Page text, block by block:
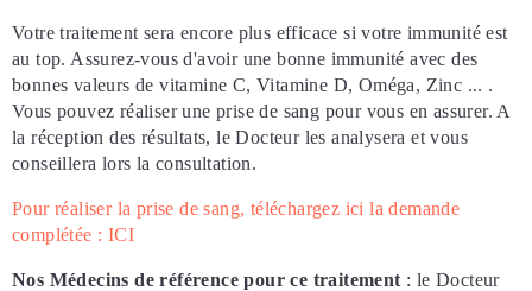
Votre traitement sera encore plus efficace si votre immunité est
au top. Assurez-vous d'avoir une bonne immunité avec des
bonnes valeurs de vitamine C, Vitamine D, Oméga, Zinc ... .
Vous pouvez réaliser une prise de sang pour vous en assurer. A
la réception des résultats, le Docteur les analysera et vous
conseillera lors la consultation.
Pour réaliser la prise de sang, téléchargez ici la demande
complétée : ICI
Nos Médecins de référence pour ce traitement : le Docteur